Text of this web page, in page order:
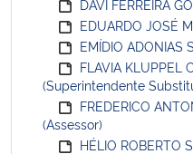
DAVI FERREIRA
EDUARDO JOSÉ
EMÍDIO ADONIAS
FLAVIA KLUPPEL
(Superintendente
FREDERICO
(Assessor)
HÉLIO ROBERTO